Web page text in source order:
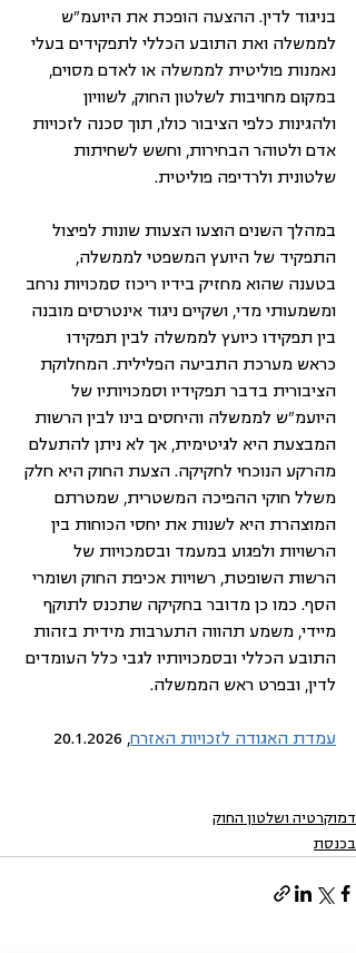
בניגוד לדין. ההצעה הופכת את היועמ״ש
לממשלה ואת התובע הכללי לתפקידים בעלי
נאמנות פוליטית לממשלה או לאדם מסוים,
במקום מחויבות לשלטון החוק, לשוויון
ולהגינות כלפי הציבור כולו, תוך סכנה לזכויות
אדם ולטוהר הבחירות, וחשש לשחיתות
שלטונית ולרדיפה פוליטית.
במהלך השנים הוצעו הצעות שונות לפיצול
התפקיד של היועץ המשפטי לממשלה,
בטענה שהוא מחזיק בידיו ריכוז סמכויות נרחב
ומשמעותי מדי, ושקיים ניגוד אינטרסים מובנה
בין תפקידו כיועץ לממשלה לבין תפקידו
כראש מערכת התביעה הפלילית. המחלוקת
הציבורית בדבר תפקידיו וסמכויותיו של
היועמ"ש לממשלה והיחסים בינו לבין הרשות
המבצעת היא לגיטימית, אך לא ניתן להתעלם
מהרקע הנוכחי לחקיקה. הצעת החוק היא חלק
משלל חוקי ההפיכה המשטרית, שמטרתם
המוצהרת היא לשנות את יחסי הכוחות בין
הרשויות ולפגוע במעמד ובסמכויות של
הרשות השופטת, רשויות אכיפת החוק ושומרי
הסף. כמו כן מדובר בחקיקה שתכנס לתוקף
מיידי, משמע תהווה התערבות מידית בזהות
התובע הכללי ובסמכויותיו לגבי כלל העומדים
לדין, ובפרט ראש הממשלה.
עמדת האגודה לזכויות האזרח, 20.1.2026
דמוקרטיה ושלטון החוק
בכנסת